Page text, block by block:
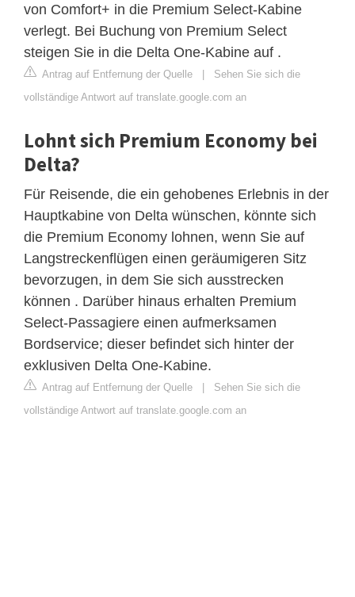
von Comfort+ in die Premium Select-Kabine
verlegt. Bei Buchung von Premium Select
steigen Sie in die Delta One-Kabine auf .
Antrag auf Entfernung der Quelle | Sehen Sie sich die
vollständige Antwort auf translate.google.com an
Lohnt sich Premium Economy bei
Delta?
Für Reisende, die ein gehobenes Erlebnis in der
Hauptkabine von Delta wünschen, könnte sich
die Premium Economy lohnen, wenn Sie auf
Langstreckenflügen einen geräumigeren Sitz
bevorzugen, in dem Sie sich ausstrecken
können . Darüber hinaus erhalten Premium
Select-Passagiere einen aufmerksamen
Bordservice; dieser befindet sich hinter der
exklusiven Delta One-Kabine.
Antrag auf Entfernung der Quelle | Sehen Sie sich die
vollständige Antwort auf translate.google.com an